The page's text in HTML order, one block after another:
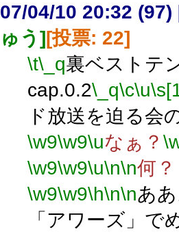
07/04/10 20:32 (97)
ゅう][投票: 22]
\t\_q裏ベストテ
cap.0.2\_q\c\u
ド放送を迫る会
\w9\w9\uなぁ？
\w9\w9\u\n\n何
\w9\w9\h\n\nあ
「アワーズ」で